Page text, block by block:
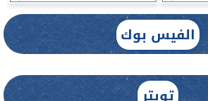
الفيس بوك